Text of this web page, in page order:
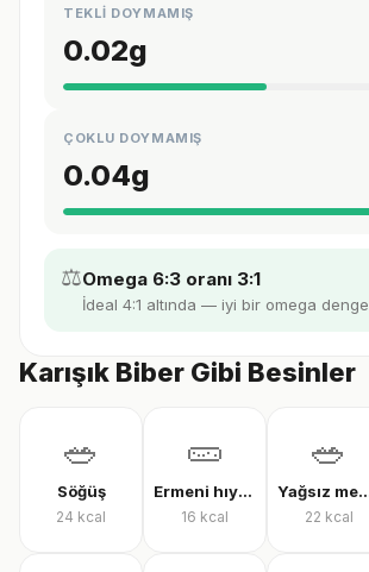
TEKLİ DOYMAMIŞ
0.02g
ÇOKLU DOYMAMIŞ
0.04g
⚖️Omega 6:3 oranı 3:1
İdeal 4:1 altında — iyi bir omega
Karışık Biber Gibi Besinler
🥗
Söğüş
24 kcal
🥒
Ermeni hıyarı
16 kcal
🥗
Yağsız
22 kcal